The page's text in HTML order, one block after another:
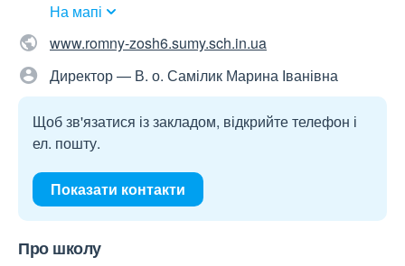
На мапі
www.romny-zosh6.sumy.sch.in.ua
Директор — В. о. Самілик Марина Іванівна
Щоб зв'язатися із закладом, відкрийте телефон і
ел. пошту.
Показати контакти
Про школу